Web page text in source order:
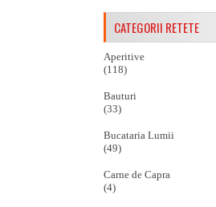
CATEGORII RETETE
Aperitive
(118)
Bauturi
(33)
Bucataria Lumii
(49)
Carne de Capra
(4)